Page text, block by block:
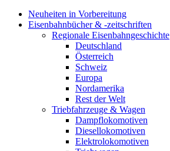
Neuheiten in Vorbereitung
Eisenbahnbücher & -zeitschriften
Regionale Eisenbahngeschichte
Deutschland
Österreich
Schweiz
Europa
Nordamerika
Rest der Welt
Triebfahrzeuge & Wagen
Dampflokomotiven
Diesellokomotiven
Elektrolokomotiven